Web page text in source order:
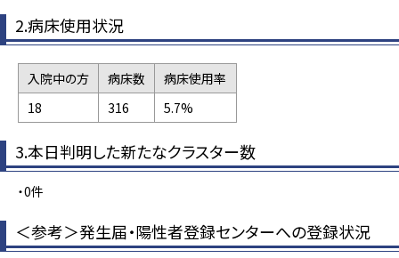
2.病床使用状況
入院中の方 病床数
病床使用率
18
316 5.7%
3.本日判明した新たなクラスター数
・0件
＜参考＞発生届・陽性者登録センターへの登録状況